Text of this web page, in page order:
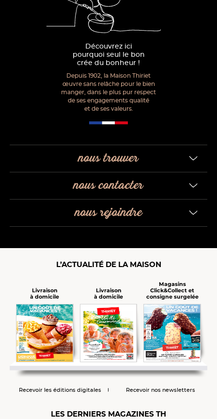
Découvrez ici
pourquoi seul le bon
crée du bonheur !
Depuis 1902, la Maison Thiriet
œuvre sans relâche pour le bien
manger, dans le plus pur respect
de ses engagements qualité
et de ses valeurs.
nous trouver
nous contacter
nous rejoindre
L’ACTUALITÉ DE LA MAISON
Livraison
à domicile
Livraison
à domicile
Magasins
Click&Collect et
consigne surgelée
Recevoir les éditions digitales Recevoir nos newsletters
LES DERNIERS MAGAZINES TH